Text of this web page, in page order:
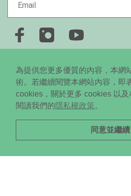
為提供您更多優質的內容，本網
術。若繼續閱覽本網站內容，即
cookies，關於更多 cookies 以
閱讀我們的隱私權政策。
同意並繼續
台北市大安區忠孝東路四段310號5
Copyright © 2024 Daodi New
未經授權．不得